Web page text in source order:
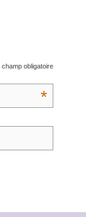
champ obligatoire
*